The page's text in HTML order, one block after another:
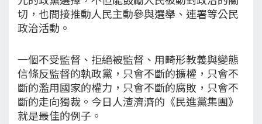
切，也間接推動人民主動參與選舉、連署等公民
政治活動。
一個不受監督、拒絕被監督、用畸形教義與變態
信條反監督的執政黨，只會不斷的擴權，只會不
斷的濫用國家的權力，只會不斷的腐敗，只會不
斷的走向獨裁。今日人渣濟濟的《民進黨集團》
就是最佳的例子。